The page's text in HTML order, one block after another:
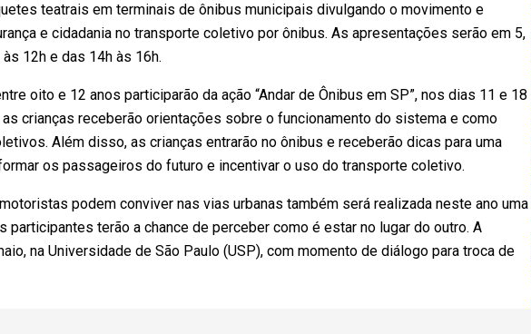
teatrais em terminais de ônibus municipais divulgando o movimento e
e cidadania no transporte coletivo por ônibus. As apresentações serão em 5,
12h e das 14h às 16h.
oito e 12 anos participarão da ação “Andar de Ônibus em SP”, nos dias 11 e 18
as crianças receberão orientações sobre o funcionamento do sistema e como
Além disso, as crianças entrarão no ônibus e receberão dicas para uma
os passageiros do futuro e incentivar o uso do transporte coletivo.
podem conviver nas vias urbanas também será realizada neste ano uma
participantes terão a chance de perceber como é estar no lugar do outro. A
na Universidade de São Paulo (USP), com momento de diálogo para troca de